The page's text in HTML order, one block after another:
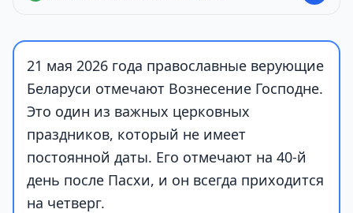
21 мая 2026 года православные верующие
Беларуси отмечают Вознесение Господне.
Это один из важных церковных
праздников, который не имеет
постоянной даты. Его отмечают на 40-й
день после Пасхи, и он всегда приходится
на четверг.